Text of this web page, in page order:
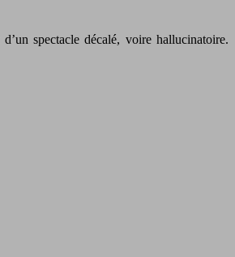
spectacle décalé, voire hallucinatoire.